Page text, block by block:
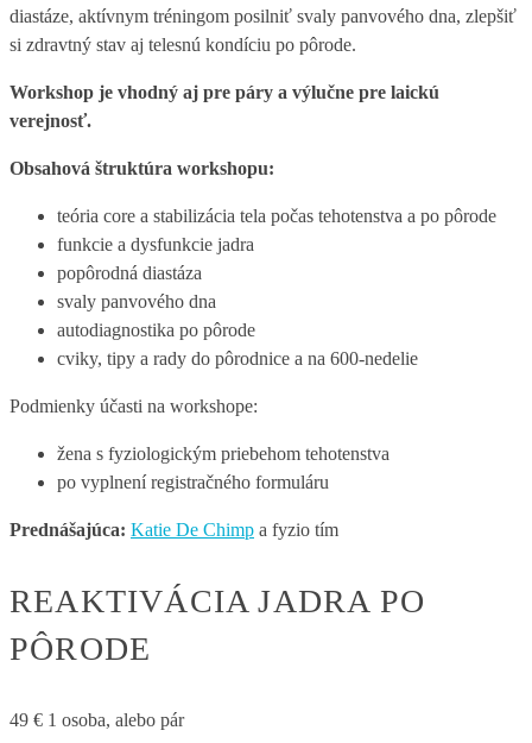
diastáze, aktívnym tréningom posilniť svaly panvového dna, zlepšiť
si zdravtný stav aj telesnú kondíciu po pôrode.
Workshop je vhodný aj pre páry a výlučne pre laickú
verejnosť.
Obsahová štruktúra workshopu:
teória core a stabilizácia tela počas tehotenstva a po pôrode
funkcie a dysfunkcie jadra
popôrodná diastáza
svaly panvového dna
autodiagnostika po pôrode
cviky, tipy a rady do pôrodnice a na 600-nedelie
Podmienky účasti na workshope:
žena s fyziologickým priebehom tehotenstva
po vyplnení registračného formuláru
Prednášajúca: Katie De Chimp a fyzio tím
REAKTIVÁCIA JADRA PO
PÔRODE
49 € 1 osoba, alebo pár